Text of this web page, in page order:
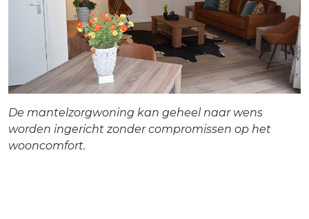
De mantelzorgwoning kan geheel naar wens
worden ingericht zonder compromissen op het
wooncomfort.